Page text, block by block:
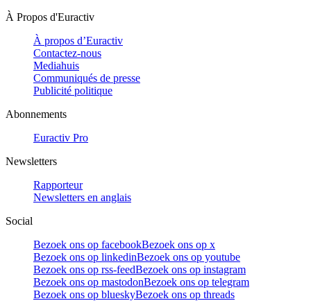
À Propos d'Euractiv
À propos d’Euractiv
Contactez-nous
Mediahuis
Communiqués de presse
Publicité politique
Abonnements
Euractiv Pro
Newsletters
Rapporteur
Newsletters en anglais
Social
Bezoek ons op facebookBezoek ons op x
Bezoek ons op linkedinBezoek ons op youtube
Bezoek ons op rss-feedBezoek ons op instagram
Bezoek ons op mastodonBezoek ons op telegram
Bezoek ons op blueskyBezoek ons op threads